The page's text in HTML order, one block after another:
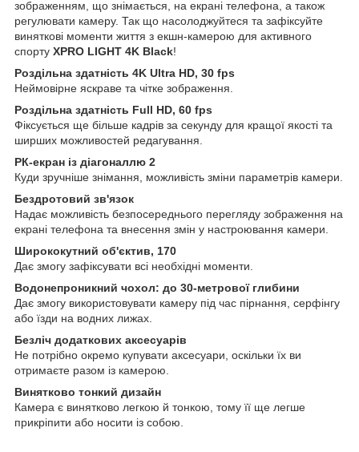
зображенням, що знімається, на екрані телефона, а також
регулювати камеру. Так що насолоджуйтеся та зафіксуйте
виняткові моменти життя з екшн-камерою для активного
спорту XPRO LIGHT 4K Black!
Роздільна здатність 4K Ultra HD, 30 fps
Неймовірне яскраве та чітке зображення.
Роздільна здатність Full HD, 60 fps
Фіксується ще більше кадрів за секунду для кращої якості та
ширших можливостей редагування.
РК-екран із діагоналлю 2
Куди зручніше знімання, можливість зміни параметрів камери.
Бездротовий зв'язок
Надає можливість безпосереднього перегляду зображення на
екрані телефона та внесення змін у настроювання камери.
Ширококутний об'єктив, 170
Дає змогу зафіксувати всі необхідні моменти.
Водонепроникний чохол: до 30-метрової глибини
Дає змогу використовувати камеру під час пірнання, серфінгу
або їзди на водних лижах.
Безліч додаткових аксесуарів
Не потрібно окремо купувати аксесуари, оскільки їх ви
отримаєте разом із камерою.
Винятково тонкий дизайн
Камера є винятково легкою й тонкою, тому її ще легше
прикріпити або носити із собою.